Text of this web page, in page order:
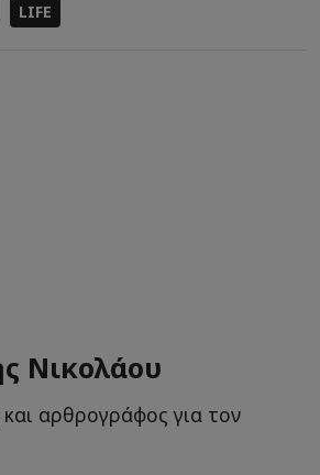
LIFE
Νικολάου
αρθρογράφος για τον